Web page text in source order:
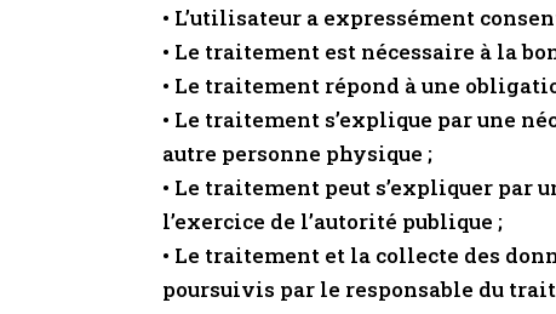
• L’utilisateur a expressément
• Le traitement est nécessaire à la
• Le traitement répond à une
• Le traitement s’explique par une
autre personne physique ;
• Le traitement peut s’expliquer par
l’exercice de l’autorité publique ;
• Le traitement et la collecte des
poursuivis par le responsable du